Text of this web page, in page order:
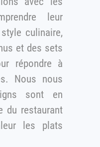
culinaire,
répondre à
Nous nous
sont en
du restaurant